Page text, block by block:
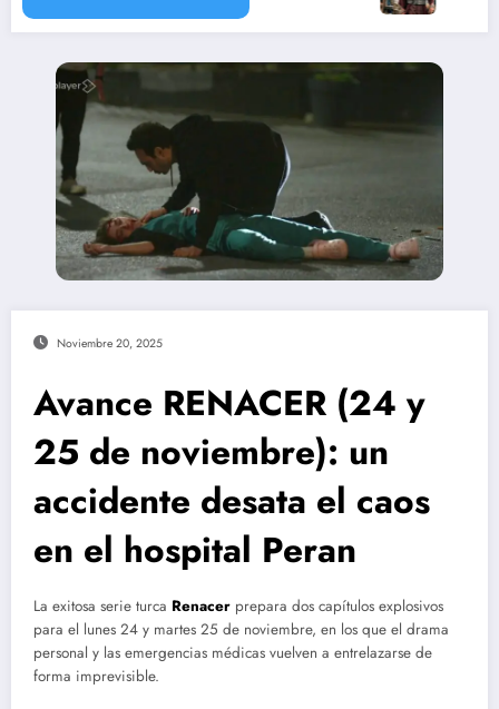
Noviembre 20, 2025
Avance RENACER (24 y
25 de noviembre): un
accidente desata el caos
en el hospital Peran
La exitosa serie turca Renacer prepara dos capítulos explosivos
para el lunes 24 y martes 25 de noviembre, en los que el drama
personal y las emergencias médicas vuelven a entrelazarse de
forma imprevisible.